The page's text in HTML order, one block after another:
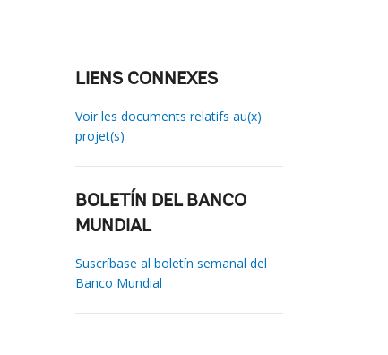
LIENS CONNEXES
Voir les documents relatifs au(x)
projet(s)
BOLETÍN DEL BANCO
MUNDIAL
Suscríbase al boletín semanal del
Banco Mundial